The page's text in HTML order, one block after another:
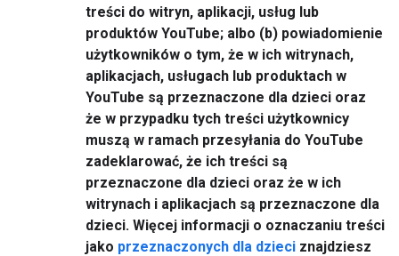
treści do witryn, aplikacji, usług lub
produktów YouTube; albo (b) powiadomienie
użytkowników o tym, że w ich witrynach,
aplikacjach, usługach lub produktach w
YouTube są przeznaczone dla dzieci oraz
że w przypadku tych treści użytkownicy
muszą w ramach przesyłania do YouTube
zadeklarować, że ich treści są
przeznaczone dla dzieci oraz że w ich
witrynach i aplikacjach są przeznaczone dla
dzieci. Więcej informacji o oznaczaniu treści
jako przeznaczonych dla dzieci znajdziesz